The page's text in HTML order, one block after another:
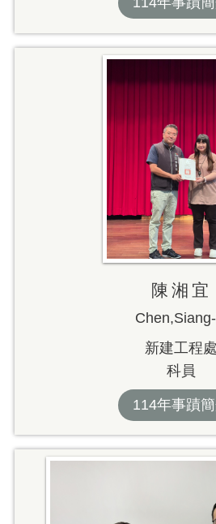
陳湘宜
新建工程處
科員
114年事蹟